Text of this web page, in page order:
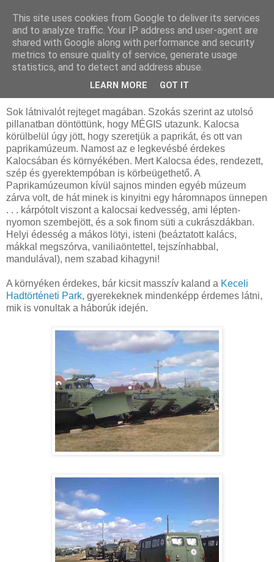
MAMAZON
2010. március 15., hétfő
Kalocsa és környéke
Sok látnivalót rejteget magában. Szokás szerint az utolsó
pillanatban döntöttünk, hogy MÉGIS utazunk. Kalocsa
körülbelül úgy jött, hogy szeretjük a paprikát, és ott van
paprikamúzeum. Namost az e legkevésbé érdekes
Kalocsában és környékében. Mert Kalocsa édes, rendezett,
szép és gyerektempóban is körbeügethető. A
Paprikamúzeumon kívül sajnos minden egyéb múzeum
zárva volt, de hát minek is kinyitni egy háromnapos ünnepen
. . . kárpótolt viszont a kalocsai kedvesség, ami lépten-
nyomon szembejött, és a sok finom süti a cukrászdákban.
Helyi édesség a mákos lötyi, isteni (beáztatott kalács,
mákkal megszórva, vaniliaöntettel, tejszínhabbal,
mandulával), nem szabad kihagyni!
A környéken érdekes, bár kicsit masszív kaland a Keceli
Hadtörténeti Park, gyerekeknek mindenképp érdemes látni,
mik is vonultak a háborúk idején.
This site uses cookies from Google to deliver its services
and to analyze traffic. Your IP address and user-agent are
shared with Google along with performance and security
metrics to ensure quality of service, generate usage
statistics, and to detect and address abuse.
LEARN MORE GOT IT